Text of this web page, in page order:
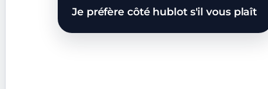
Je préfère côté hublot s'il vous plaît